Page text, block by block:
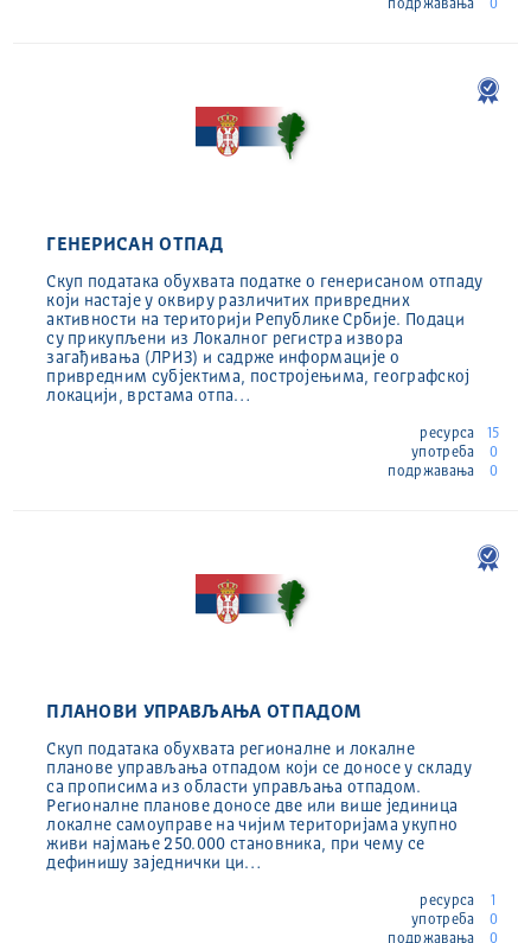
подржавања
0
ГЕНЕРИСАН ОТПАД
Скуп података обухвата податке о генерисаном отпаду
који настаје у оквиру различитих привредних
активности на територији Републике Србије. Подаци
су прикупљени из Локалног регистра извора
загађивања (ЛРИЗ) и садрже информације о
привредним субјектима, постројењима, географској
локацији, врстама отпа…
ресурса
15
употреба
0
подржавања
0
ПЛАНОВИ УПРАВЉАЊА ОТПАДОМ
Скуп података обухвата регионалне и локалне
планове управљања отпадом који се доносе у складу
са прописима из области управљања отпадом.
Регионалне планове доносе две или више јединица
локалне самоуправе на чијим територијама укупно
живи најмање 250.000 становника, при чему се
дефинишу заједнички ци…
ресурса
1
употреба
0
подржавања
0